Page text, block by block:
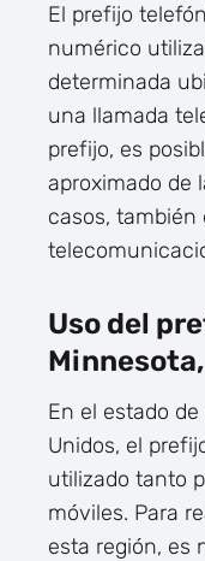
El prefijo
numérico
determinada
una llamada
prefijo, es
aproximado de
casos, también
Uso del
En el estado
Unidos, el
utilizado tanto
móviles. Para
esta región, es